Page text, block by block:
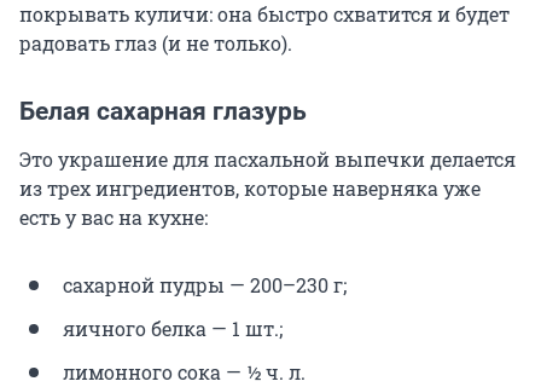
покрывать куличи: она быстро схватится и будет
радовать глаз (и не только).
Белая сахарная глазурь
Это украшение для пасхальной выпечки делается
из трех ингредиентов, которые наверняка уже
есть у вас на кухне:
сахарной пудры — 200–230 г;
яичного белка — 1 шт.;
лимонного сока — ½ ч. л.